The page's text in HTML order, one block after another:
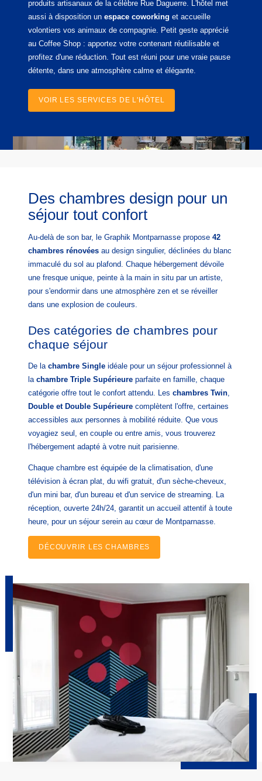
produits artisanaux de la célèbre Rue Daguerre. L'hôtel met
aussi à disposition unespace coworking et accueille
volontiers vos animaux de compagnie. Petit geste apprécié
au Coffee Shop : apportez votre contenant réutilisable et
profitez d'une réduction. Tout est réuni pour une vraie pause
détente, dans une atmosphère calme et élégante.
VOIR LES SERVICES DE L'HÔTEL
Des chambres design pour un
séjour tout confort
Au-delà de son bar, le Graphik Montparnasse propose42
chambres rénovées au design singulier, déclinées du blanc
immaculé du sol au plafond. Chaque hébergement dévoile
une fresque unique, peinte à la main in situ par un artiste,
pour s'endormir dans une atmosphère zen et se réveiller
dans une explosion de couleurs.
Des catégories de chambres pour
chaque séjour
De lachambre Single idéale pour un séjour professionnel à
lachambre Triple Supérieure parfaite en famille, chaque
catégorie offre tout le confort attendu. Leschambres Twin
Double et Double Supérieure complètent l'offre, certaines
accessibles aux personnes à mobilité réduite. Que vous
voyagiez seul, en couple ou entre amis, vous trouverez
l'hébergement adapté à votre nuit parisienne.
Chaque chambre est équipée de la climatisation, d'une
télévision à écran plat, du wifi gratuit, d'un sèche-cheveux,
d'un mini bar, d'un bureau et d'un service de streaming. La
réception, ouverte 24h/24, garantit un accueil attentif à toute
heure, pour un séjour serein au cœur de Montparnasse.
DÉCOUVRIR LES CHAMBRES